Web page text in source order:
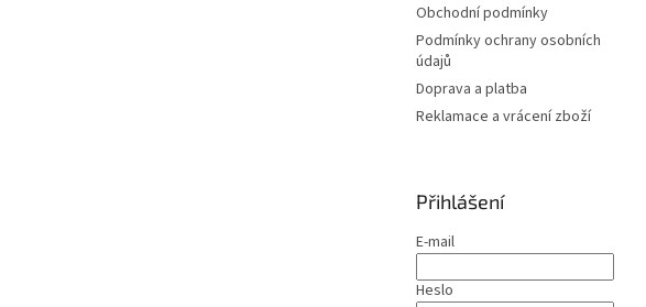
Obchodní podmínky
Podmínky ochrany osobních
údajů
Doprava a platba
Reklamace a vrácení zboží
Přihlášení
E-mail
Heslo